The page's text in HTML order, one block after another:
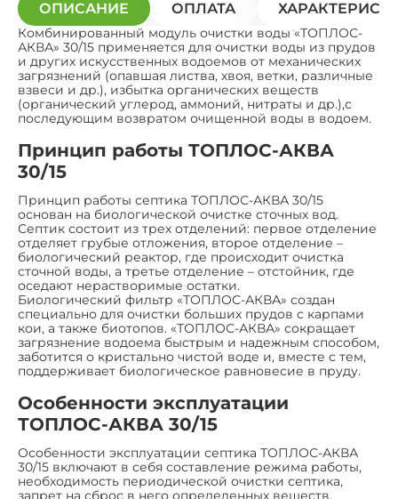
ОПИСАНИЕ ОПЛАТА
Комбинированный модуль очистки воды «ТОПЛОС-
АКВА» 30/15 применяется для очистки воды из прудов
и других искусственных водоемов от механических
загрязнений (опавшая листва, хвоя, ветки, различные
взвеси и др.), избытка органических веществ
(органический углерод, аммоний, нитраты и др.),с
последующим возвратом очищенной воды в водоем.
Принцип работы ТОПЛОС-АКВА
30/15
Принцип работы септика ТОПЛОС-АКВА 30/15
основан на биологической очистке сточных вод.
Септик состоит из трех отделений: первое отделение
отделяет грубые отложения, второе отделение –
биологический реактор, где происходит очистка
сточной воды, а третье отделение – отстойник, где
оседают нерастворимые остатки.
Биологический фильтр «ТОПЛОС-АКВА» создан
специально для очистки больших прудов с карпами
кои, а также биотопов. «ТОПЛОС-АКВА» сокращает
загрязнение водоема быстрым и надежным способом,
заботится о кристально чистой воде и, вместе с тем,
поддерживает биологическое равновесие в пруду.
Особенности эксплуатации
ТОПЛОС-АКВА 30/15
Особенности эксплуатации септика ТОПЛОС-АКВА
30/15 включают в себя составление режима работы,
необходимость периодической очистки септика,